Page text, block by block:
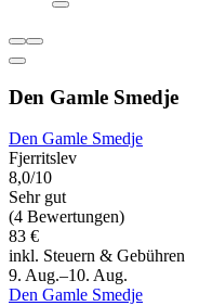
Den Gamle Smedje
Den Gamle Smedje
Fjerritslev
8,0/10
Sehr gut
(4 Bewertungen)
83 €
inkl. Steuern & Gebühren
9. Aug.–10. Aug.
Den Gamle Smedje